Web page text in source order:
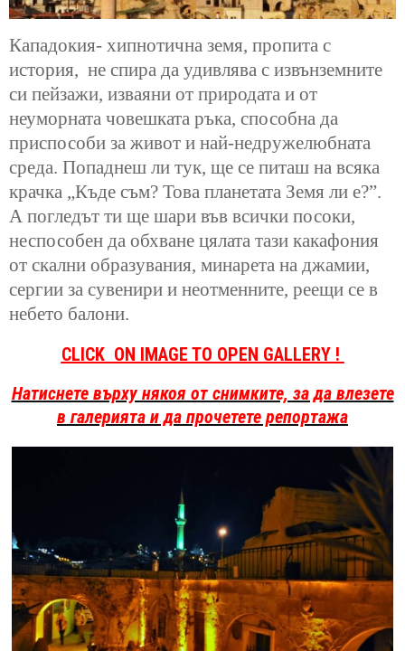
Кападокия- хипнотична земя, пропита с
история, не спира да удивлява с извънземните
си пейзажи, изваяни от природата и от
неуморната човешката ръка, способна да
приспособи за живот и най-недружелюбната
среда. Попаднеш ли тук, ще се питаш на всяка
крачка „Къде съм? Това планетата Земя ли е?”.
А погледът ти ще шари във всички посоки,
неспособен да обхване цялата тази какафония
от скални образувания, минарета на джамии,
сергии за сувенири и неотменните, реещи се в
небето балони.
CLICK ON IMAGE TO OPEN GALLERY !
Натиснете върху някоя от снимките, за да влезете
в галерията и да прочетете репортажа